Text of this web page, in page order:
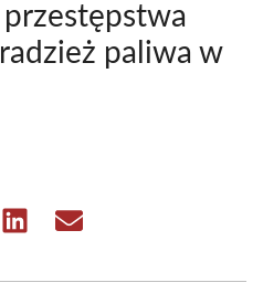
paliwa w
Share Share